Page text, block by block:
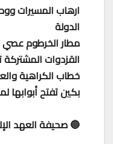
ارهاب المسيرات
الدولة
مطار الخرطوم عصي
القزدوات
خطاب الكراهية
بكين تفتح أبوابها
🔵 صحيفة العهد